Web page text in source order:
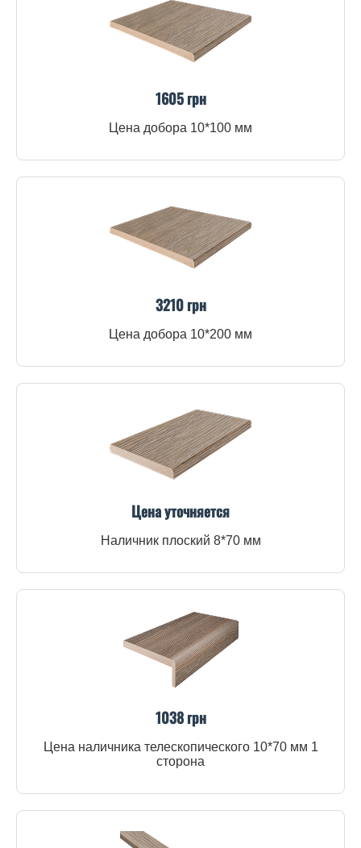
1605 грн
Цена добора 10*100 мм
3210 грн
Цена добора 10*200 мм
Цена уточняется
Наличник плоский 8*70 мм
1038 грн
Цена наличника телескопического 10*70 мм 1
сторона